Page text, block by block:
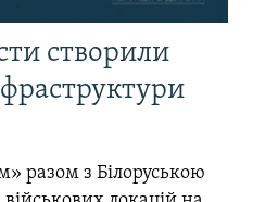
створили
разом з Білоруською